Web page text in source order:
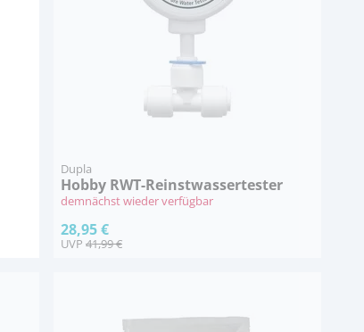
Dupla
Hobby RWT-Reinstwassertester
demnächst wieder verfügbar
28,95 €
UVP 41,99 €